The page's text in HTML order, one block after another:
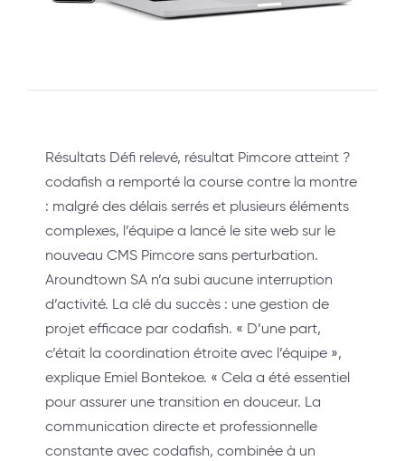
Résultats Défi relevé, résultat Pimcore atteint ?
codafish a remporté la course contre la montre
: malgré des délais serrés et plusieurs éléments
complexes, l’équipe a lancé le site web sur le
nouveau CMS Pimcore sans perturbation.
Aroundtown SA n’a subi aucune interruption
d’activité. La clé du succès : une gestion de
projet efficace par codafish. « D’une part,
c’était la coordination étroite avec l’équipe »,
explique Emiel Bontekoe. « Cela a été essentiel
pour assurer une transition en douceur. La
communication directe et professionnelle
constante avec codafish, combinée à un